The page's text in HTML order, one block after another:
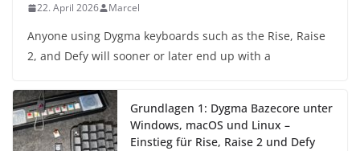
22. April 2026 Marcel
Anyone using Dygma keyboards such as the Rise, Raise
2, and Defy will sooner or later end up with a
Grundlagen 1: Dygma Bazecore unter
Windows, macOS und Linux –
Einstieg für Rise, Raise 2 und Defy